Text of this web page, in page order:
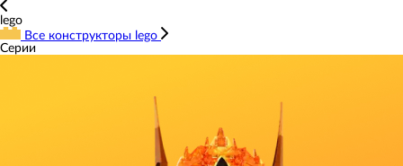
lego
Все конструкторы lego
Серии